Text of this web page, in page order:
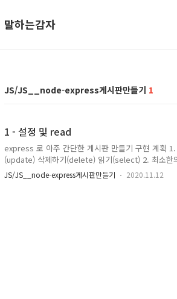
말하는감자
JS/JS__node-express게시판만들기 1
1 - 설정 및 read
express 로 아주 간단한 게시판 만들기 구현 계획
(update) 삭제하기(delete) 읽기(select) 2. 최소한
ㅠㅠ.......... 3. 카운팅 기능을 제공한다 글을 edit
count가 상승한다 1. 라이브러리 설치 각 필요한
JS/JS__node-express게시판만들기 2020.11.12